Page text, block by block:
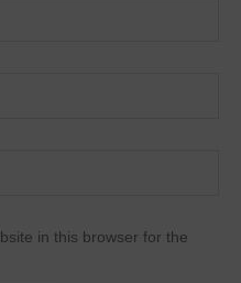
in this browser for the